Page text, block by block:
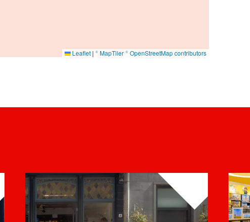
Leaflet | © MapTiler© OpenStreetMap contributors